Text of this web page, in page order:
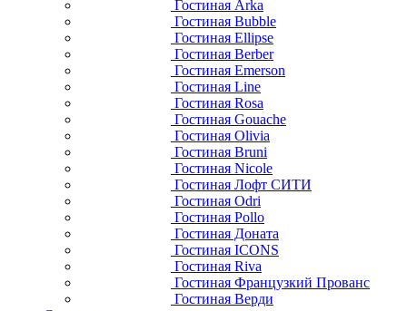
Гостиная Arka
Гостиная Bubble
Гостиная Ellipse
Гостиная Berber
Гостиная Emerson
Гостиная Line
Гостиная Rosa
Гостиная Gouache
Гостиная Olivia
Гостиная Bruni
Гостиная Nicole
Гостиная Лофт СИТИ
Гостиная Odri
Гостиная Pollo
Гостиная Доната
Гостиная ICONS
Гостиная Riva
Гостиная Французкий Прованс
Гостиная Верди